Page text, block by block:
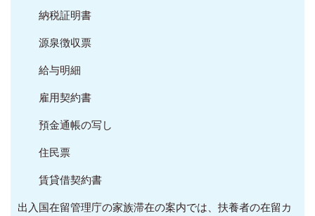
納税証明書
源泉徴収票
給与明細
雇用契約書
預金通帳の写し
住民票
賃貸借契約書
出入国在留管理庁の家族滞在の案内では、扶養者の在留カ